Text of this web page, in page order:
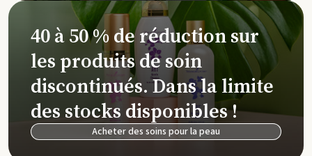
40 à 50 % de réduction sur
les produits de soin
discontinués. Dans la limite
des stocks disponibles !
Acheter des soins pour la peau